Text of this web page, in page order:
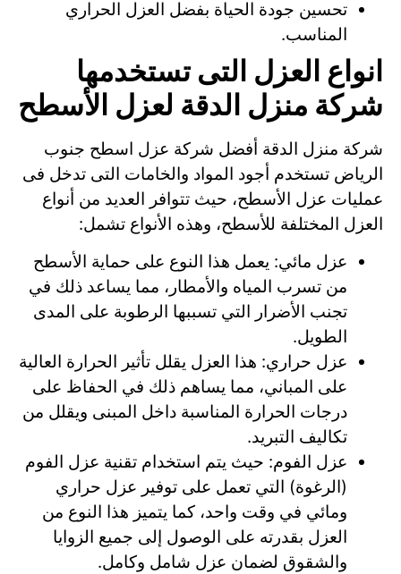
تحسين جودة الحياة بفضل العزل الحراري
المناسب.
انواع العزل التى تستخدمها
شركة منزل الدقة لعزل الأسطح
شركة منزل الدقة أفضل شركة عزل اسطح جنوب
الرياض تستخدم أجود المواد والخامات التى تدخل فى
عمليات عزل الأسطح، حيث تتوافر العديد من أنواع
العزل المختلفة للأسطح، وهذه الأنواع تشمل:
عزل مائي: يعمل هذا النوع على حماية الأسطح
من تسرب المياه والأمطار، مما يساعد ذلك في
تجنب الأضرار التي تسببها الرطوبة على المدى
الطويل.
عزل حراري: هذا العزل يقلل تأثير الحرارة العالية
على المباني، مما يساهم ذلك في الحفاظ على
درجات الحرارة المناسبة داخل المبنى ويقلل من
تكاليف التبريد.
عزل الفوم: حيث يتم استخدام تقنية عزل الفوم
(الرغوة) التي تعمل على توفير عزل حراري
ومائي في وقت واحد، كما يتميز هذا النوع من
العزل بقدرته على الوصول إلى جميع الزوايا
والشقوق لضمان عزل شامل وكامل.